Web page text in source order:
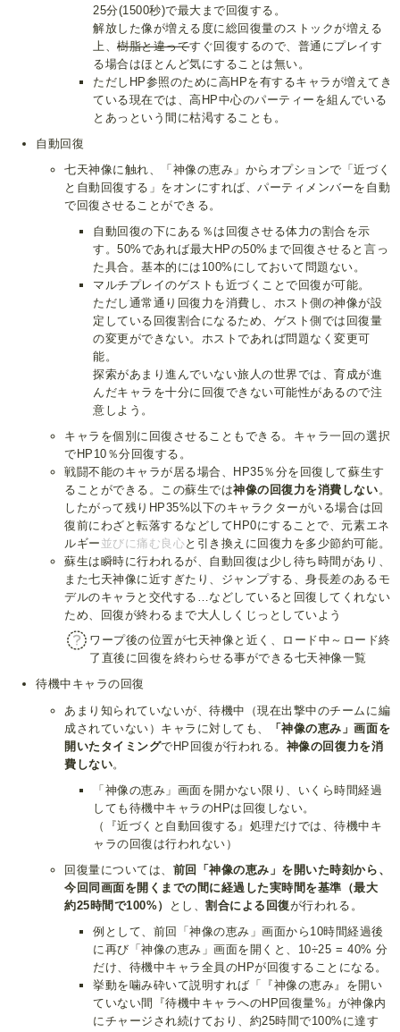
25分(1500秒)で最大まで回復する。
解放した像が増える度に総回復量のストックが増える
上、樹脂と違ってすぐ回復するので、普通にプレイす
る場合はほとんど気にすることは無い。
ただしHP参照のために高HPを有するキャラが増えてき
ている現在では、高HP中心のパーティーを組んでいる
とあっという間に枯渇することも。
自動回復
七天神像に触れ、「神像の恵み」からオプションで「近づく
と自動回復する」をオンにすれば、パーティメンバーを自動
で回復させることができる。
自動回復の下にある％は回復させる体力の割合を示
す。50%であれば最大HPの50%まで回復させると言っ
た具合。基本的には100%にしておいて問題ない。
マルチプレイのゲストも近づくことで回復が可能。
ただし通常通り回復力を消費し、ホスト側の神像が設
定している回復割合になるため、ゲスト側では回復量
の変更ができない。ホストであれば問題なく変更可
能。
探索があまり進んでいない旅人の世界では、育成が進
んだキャラを十分に回復できない可能性があるので注
意しよう。
キャラを個別に回復させることもできる。キャラ一回の選択
でHP10％分回復する。
戦闘不能のキャラが居る場合、HP35％分を回復して蘇生す
ることができる。この蘇生では神像の回復力を消費しない。
したがって残りHP35%以下のキャラクターがいる場合は回
復前にわざと転落するなどしてHP0にすることで、元素エネ
ルギー 並びに痛む良心と引き換えに回復力を多少節約可能。
蘇生は瞬時に行われるが、自動回復は少し待ち時間があり、
また七天神像に近すぎたり、ジャンプする、身長差のあるモ
デルのキャラと交代する…などしていると回復してくれない
ため、回復が終わるまで大人しくじっとしていよう
ワープ後の位置が七天神像と近く、ロード中～ロード終
了直後に回復を終わらせる事ができる七天神像一覧
待機中キャラの回復
あまり知られていないが、待機中（現在出撃中のチームに編
成されていない）キャラに対しても、
「神像の恵み」画面を
開いたタイミングでHP回復が行われる。 神像の回復力を消
費しない。
「神像の恵み」画面を開かない限り、いくら時間経過
しても待機中キャラのHPは回復しない。
（『近づくと自動回復する』処理だけでは、待機中キ
ャラの回復は行われない）
回復量については、 前回「神像の恵み」を開いた時刻から、
今回同画面を開くまでの間に経過した実時間を基準（最大
約25時間で100%）
とし、割合による回復が行われる。
例として、前回「神像の恵み」画面から10時間経過後
に再び「神像の恵み」画面を開くと、10÷25 = 40% 分
だけ、待機中キャラ全員のHPが回復することになる。
挙動を噛み砕いて説明すれば「『神像の恵み』を開い
ていない間『待機中キャラへのHP回復量%』が神像内
にチャージされ続けており、約25時間で100%に達す